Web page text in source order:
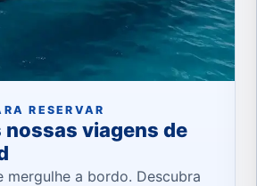
RESERVAR
nossas viagens de
mergulhe a bordo. Descubra